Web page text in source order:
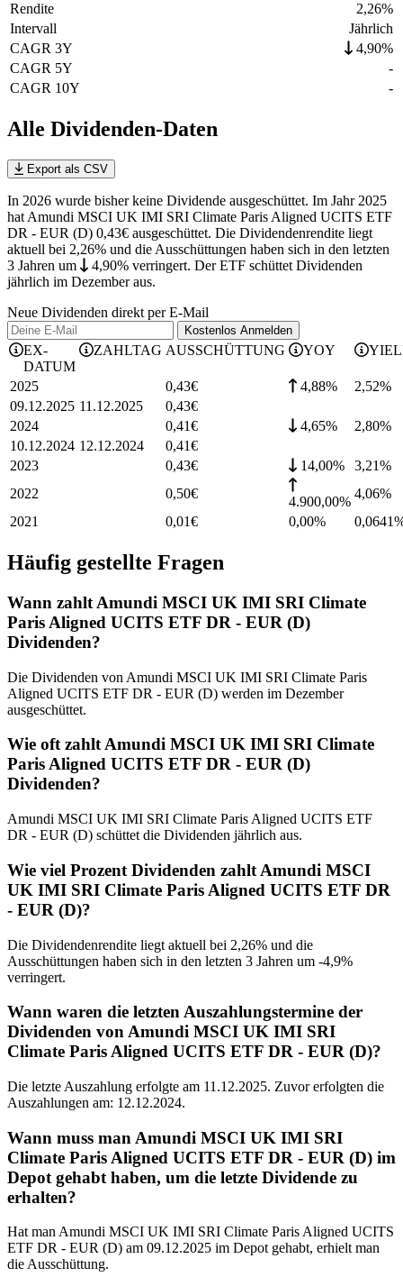
Rendite
2,26%
Intervall
Jährlich
CAGR 3Y
4,90%
CAGR 5Y
-
CAGR 10Y
-
Alle Dividenden-Daten
Export als CSV
In 2026 wurde bisher keine Dividende ausgeschüttet. Im Jahr 2025
hat Amundi MSCI UK IMI SRI Climate Paris Aligned UCITS ETF
DR - EUR (D) 0,43€ ausgeschüttet. Die Dividendenrendite liegt
aktuell bei 2,26% und die Ausschüttungen haben sich in den letzten
3 Jahren um 4,90% verringert. Der ETF schüttet Dividenden
jährlich im Dezember aus.
Neue Dividenden direkt per E-Mail
Kostenlos Anmelden
EX-
DATUM
ZAHLTAG AUSSCHÜTTUNG YOY
2025 0,43€ 4,88% 2,52%
09.12.2025 11.12.2025 0,43€
2024
0,41€ 4,65% 2,80%
10.12.2024 12.12.2024 0,41€
2023
0,43€ 14,00% 3,21%
2022
0,50€
4.900,00%
4,06%
2021
0,01€ 0,00% 0,0641
Häufig gestellte Fragen
Wann zahlt Amundi MSCI UK IMI SRI Climate
Paris Aligned UCITS ETF DR - EUR (D)
Dividenden?
Die Dividenden von Amundi MSCI UK IMI SRI Climate Paris
Aligned UCITS ETF DR - EUR (D) werden im Dezember
ausgeschüttet.
Wie oft zahlt Amundi MSCI UK IMI SRI Climate
Paris Aligned UCITS ETF DR - EUR (D)
Dividenden?
Amundi MSCI UK IMI SRI Climate Paris Aligned UCITS ETF
DR - EUR (D) schüttet die Dividenden jährlich aus.
Wie viel Prozent Dividenden zahlt Amundi MSCI
UK IMI SRI Climate Paris Aligned UCITS ETF DR
- EUR (D)?
Die Dividendenrendite liegt aktuell bei 2,26% und die
Ausschüttungen haben sich in den letzten 3 Jahren um -4,9%
verringert.
Wann waren die letzten Auszahlungstermine der
Dividenden von Amundi MSCI UK IMI SRI
Climate Paris Aligned UCITS ETF DR - EUR (D)?
Die letzte Auszahlung erfolgte am 11.12.2025. Zuvor erfolgten die
Auszahlungen am: 12.12.2024.
Wann muss man Amundi MSCI UK IMI SRI
Climate Paris Aligned UCITS ETF DR - EUR (D) im
Depot gehabt haben, um die letzte Dividende zu
erhalten?
Hat man Amundi MSCI UK IMI SRI Climate Paris Aligned UCITS
ETF DR - EUR (D) am 09.12.2025 im Depot gehabt, erhielt man
die Ausschüttung.